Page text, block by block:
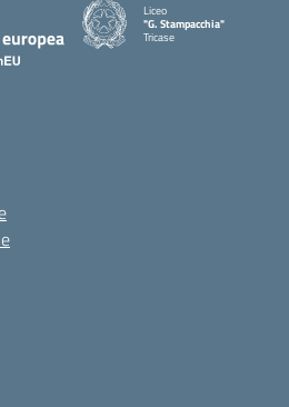
Liceo
"G. Stampacchia"
Tricase